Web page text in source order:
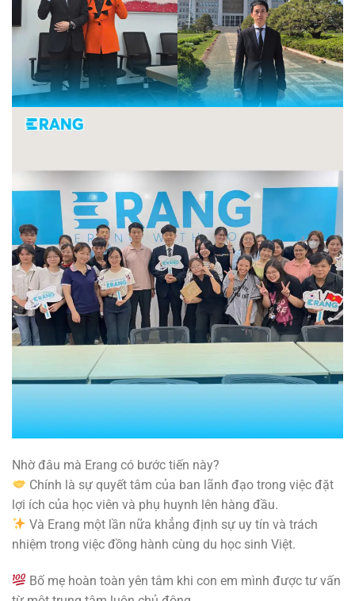
Nhờ đâu mà Erang có bước tiến này?
Chính là sự quyết tâm của ban lãnh đạo trong việc đặt
lợi ích của học viên và phụ huynh lên hàng đầu.
Và Erang một lần nữa khẳng định sự uy tín và trách
nhiệm trong việc đồng hành cùng du học sinh Việt.
Bố mẹ hoàn toàn yên tâm khi con em mình được tư vấn